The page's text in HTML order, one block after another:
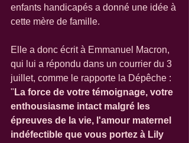
enfants handicapés a donné une idée à
cette mère de famille.
Elle a donc écrit à Emmanuel Macron,
qui lui a répondu dans un courrier du 3
juillet, comme le rapporte la Dépêche :
" La force de votre témoignage, votre
enthousiasme intact malgré les
épreuves de la vie, l'amour maternel
indéfectible que vous portez à Lily